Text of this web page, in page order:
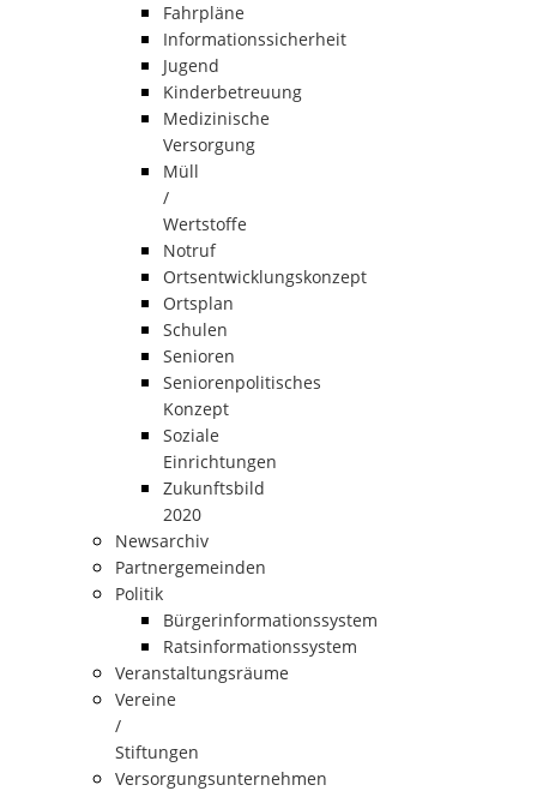
Fahrpläne
Informationssicherheit
Jugend
Kinderbetreuung
Medizinische
Versorgung
Müll
/
Wertstoffe
Notruf
Ortsentwicklungskonzept
Ortsplan
Schulen
Senioren
Seniorenpolitisches
Konzept
Soziale
Einrichtungen
Zukunftsbild
2020
Newsarchiv
Partnergemeinden
Politik
Bürgerinformationssystem
Ratsinformationssystem
Veranstaltungsräume
Vereine
/
Stiftungen
Versorgungsunternehmen